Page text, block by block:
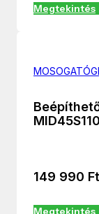
Megtekintés
149 990 Ft